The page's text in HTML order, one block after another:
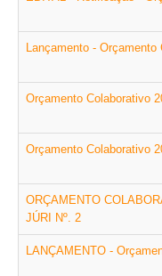
DOCUMENTOS
ATAS E DOCUMENTOS DA
EDITAIS
PLANO E ORÇAMENTO
RELATÓRIO E CONTAS
Lançamento -
Orçamento Colaborativo
Orçamento Colaborativo
ORÇAMENTO
JÚRI Nº. 2
LANÇAMENTO -